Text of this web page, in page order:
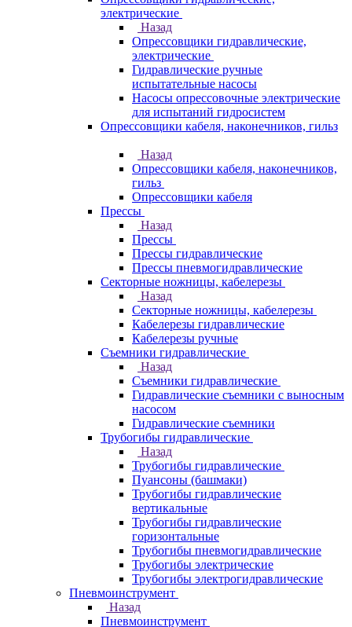
электрические
Назад
Опрессовщики гидравлические,
электрические
Гидравлические ручные
испытательные насосы
Насосы опрессовочные электрические
для испытаний гидросистем
Опрессовщики кабеля, наконечников, гильз
Назад
Опрессовщики кабеля, наконечников,
гильз
Опрессовщики кабеля
Прессы
Назад
Прессы
Прессы гидравлические
Прессы пневмогидравлические
Секторные ножницы, кабелерезы
Назад
Секторные ножницы, кабелерезы
Кабелерезы гидравлические
Кабелерезы ручные
Съемники гидравлические
Назад
Съемники гидравлические
Гидравлические cъемники с выносным
насосом
Гидравлические съемники
Трубогибы гидравлические
Назад
Трубогибы гидравлические
Пуансоны (башмаки)
Трубогибы гидравлические
вертикальные
Трубогибы гидравлические
горизонтальные
Трубогибы пневмогидравлические
Трубогибы электрические
Трубогибы электрогидравлические
Пневмоинструмент
Назад
Пневмоинструмент